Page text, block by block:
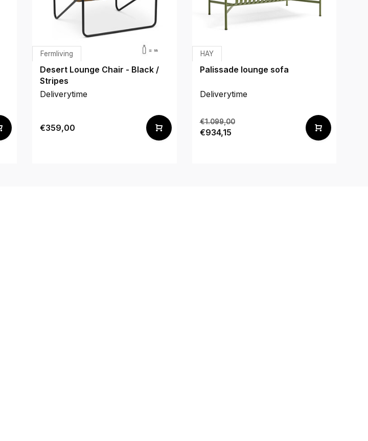
Fermliving
Desert Lounge Chair - Black /
Stripes
Deliverytime
€359,00
HAY
Palissade lounge sofa
Deliverytime
€1.099,00
€934,15